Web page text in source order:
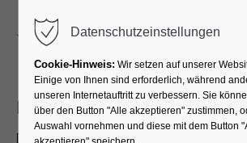
Flanieren, fröhlich sein und feiern
Die Kurpromenade von Bad
Datenschutzeinstellungen
Cookie-Hinweis: Wir setzen auf unserer
Einige von Ihnen sind erforderlich, während
unseren Internetauftritt zu verbessern. Sie
über den Button "Alle akzeptieren" zustimmen,
Auswahl vornehmen und diese mit dem Button